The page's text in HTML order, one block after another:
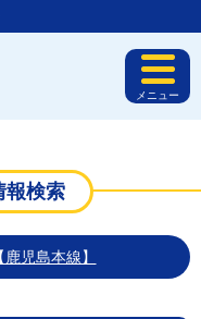
メニュー
報検索
児島本線】